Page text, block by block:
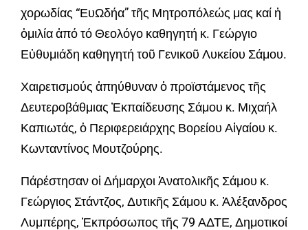
χορωδίας “ΕυΩδήα” τῆς Μητροπόλεώς μας καί ἡ
ὁμιλία ἀπό τό Θεολόγο καθηγητή κ. Γεώργιο
Εὐθυμιάδη καθηγητή τοῦ Γενικοῦ Λυκείου Σάμου.
Χαιρετισμούς ἀπηύθυναν ὁ προϊστάμενος τῆς
Δευτεροβάθμιας Ἐκπαίδευσης Σάμου κ. Μιχαήλ
Καπιωτάς, ὁ Περιφερειάρχης Βορείου Αἰγαίου κ.
Κωνταντίνος Μουτζούρης.
Πάρέστησαν οἱ Δήμαρχοι Ἀνατολικῆς Σάμου κ.
Γεώργιος Στάντζος, Δυτικῆς Σάμου κ. Ἀλέξανδρος
Λυμπέρης, Ἐκπρόσωπος τῆς 79 ΑΔΤΕ, Δημοτικοί